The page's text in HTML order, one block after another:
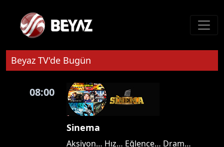
Beyaz TV'de Bugün
08:00
Sinema
Aksiyon… Hız… Eğlence… Dram…